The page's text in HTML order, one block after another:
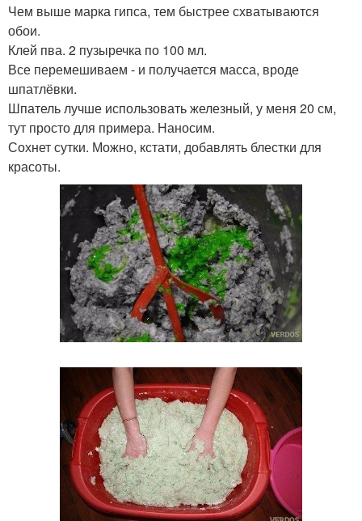
Чем выше марка гипса, тем быстрее схватываются
обои.
Клей пва. 2 пузыречка по 100 мл.
Все перемешиваем - и получается масса, вроде
шпатлёвки.
Шпатель лучше использовать железный, у меня 20 см,
тут просто для примера. Наносим.
Сохнет сутки. Можно, кстати, добавлять блестки для
красоты.